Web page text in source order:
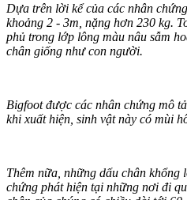
Dựa trên lời kể của các nhân
khoảng 2 - 3m, nặng hơn 230 kg.
phủ trong lớp lông màu nâu sẫm
chân giống như con người.
Bigfoot được các nhân chứng mô
khi xuất hiện, sinh vật này có mùi
Thêm nữa, những dấu chân khổng
chứng phát hiện tại những nơi đi